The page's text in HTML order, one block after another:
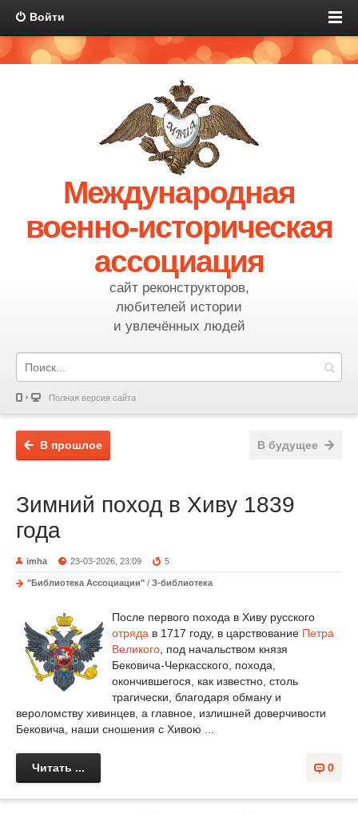
Войти
Международная
военно-историческая
ассоциация
сайт реконструкторов,
любителей истории
и увлечённых людей
Полная версия сайта
В будущее
В прошлое
Зимний поход в Хиву 1839
года
imha 23-03-2026, 23:09 5
"Библиотека Ассоциации" / З-библиотека
После первого похода в Хиву русского
отряда в 1717 году, в царствование Петра
Великого , под начальством князя
Бековича-Черкасского, похода,
окончившегося, как известно, столь
трагически, благодаря обману и
вероломству хивинцев, а главное, излишней доверчивости
Бековича, наши сношения с Хивою ...
0
Читать ...